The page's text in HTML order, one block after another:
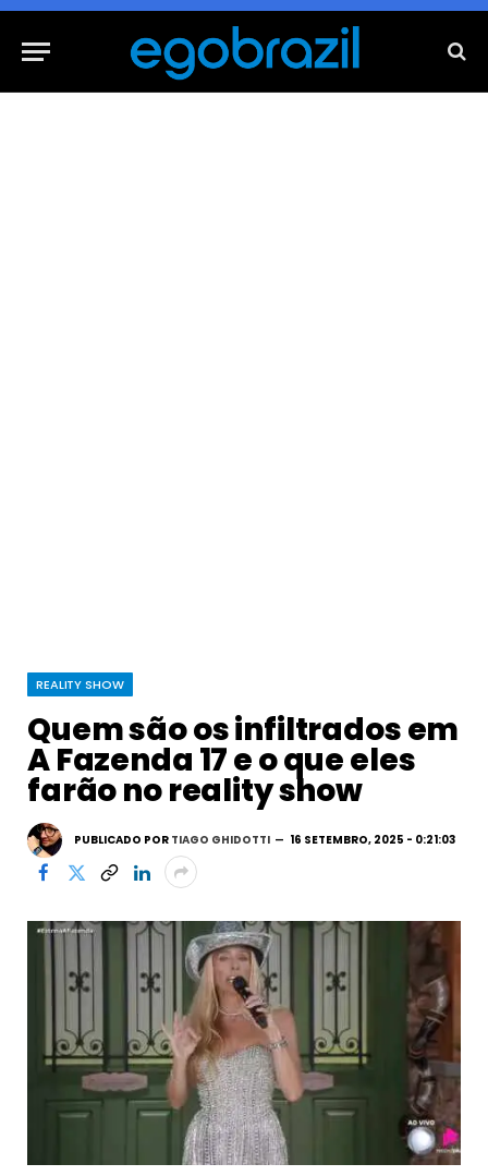
REALITY SHOW
Quem são os infiltrados em
A Fazenda 17 e o que eles
farão no reality show
PUBLICADO POR TIAGO GHIDOTTI 16 SETEMBRO, 2025 - 0:21:03